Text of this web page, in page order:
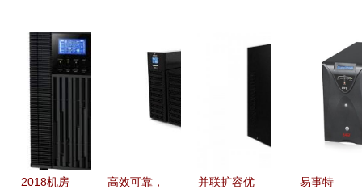
2018机房
高效可靠，
并联扩容优
易事特